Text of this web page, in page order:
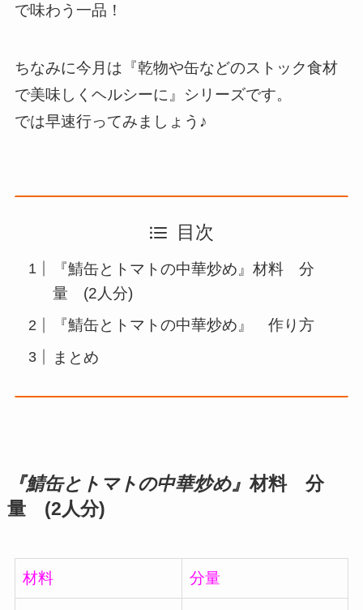
で味わう一品！
ちなみに今月は『乾物や缶などのストック食材
で美味しくヘルシーに』シリーズです。
では早速行ってみましょう♪
目次
『鯖缶とトマトの中華炒め』材料 分
量 (2人分)
『鯖缶とトマトの中華炒め』 作り方
まとめ
『鯖缶とトマトの中華炒め』材料 分
量 (2人分)
材料 分量